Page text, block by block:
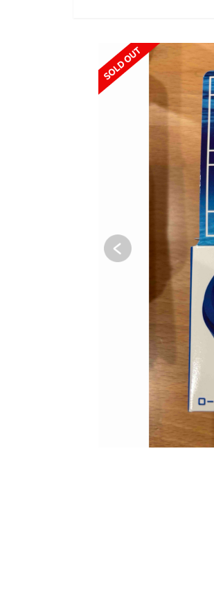
SOLD OUT